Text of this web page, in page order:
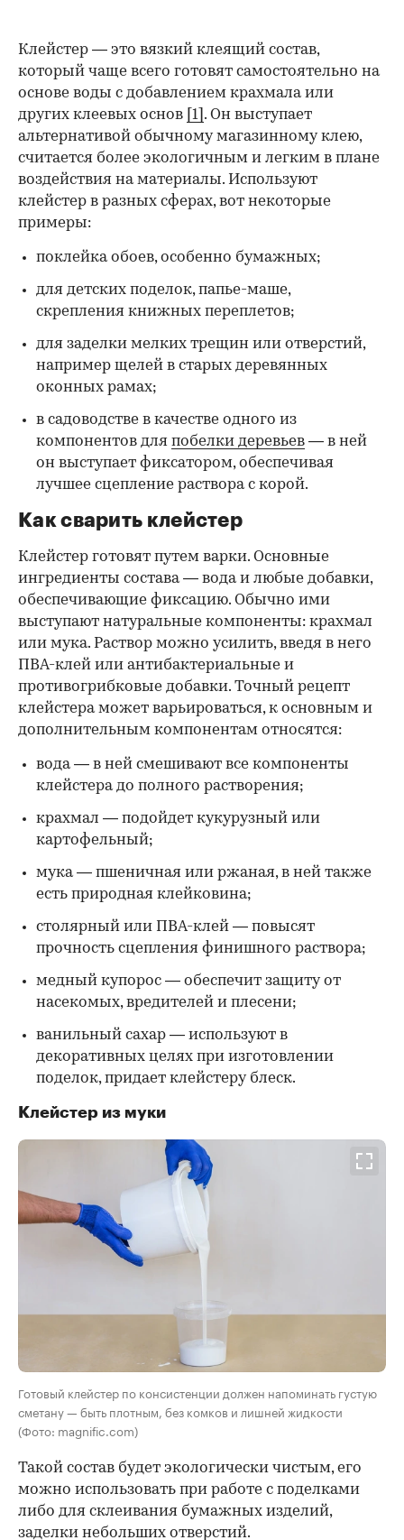
00:00 / 00:00
Клейстер — это вязкий клеящий состав,
который чаще всего готовят самостоятельно на
основе воды с добавлением крахмала или
других клеевых основ [1] . Он выступает
альтернативой обычному магазинному клею,
считается более экологичным и легким в плане
воздействия на материалы. Используют
клейстер в разных сферах, вот некоторые
примеры:
поклейка обоев, особенно бумажных;
для детских поделок, папье-маше,
скрепления книжных переплетов;
для заделки мелких трещин или отверстий,
например щелей в старых деревянных
оконных рамах;
в садоводстве в качестве одного из
компонентов для побелки деревьев — в ней
он выступает фиксатором, обеспечивая
лучшее сцепление раствора с корой.
Как сварить клейстер
Клейстер готовят путем варки. Основные
ингредиенты состава — вода и любые добавки,
обеспечивающие фиксацию. Обычно ими
выступают натуральные компоненты: крахмал
или мука. Раствор можно усилить, введя в него
ПВА-клей или антибактериальные и
противогрибковые добавки. Точный рецепт
клейстера может варьироваться, к основным и
дополнительным компонентам относятся:
вода — в ней смешивают все компоненты
клейстера до полного растворения;
крахмал — подойдет кукурузный или
картофельный;
мука — пшеничная или ржаная, в ней также
есть природная клейковина;
столярный или ПВА-клей — повысят
прочность сцепления финишного раствора;
медный купорос — обеспечит защиту от
насекомых, вредителей и плесени;
ванильный сахар — используют в
декоративных целях при изготовлении
поделок, придает клейстеру блеск.
Клейстер из муки
Готовый клейстер по консистенции должен напоминать густую
сметану — быть плотным, без комков и лишней жидкости
(Фото: magnific.com)
Такой состав будет экологически чистым, его
можно использовать при работе с поделками
либо для склеивания бумажных изделий,
заделки небольших отверстий.